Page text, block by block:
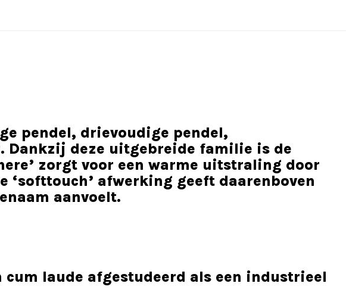
pendel, drievoudige pendel,
Dankzij deze uitgebreide familie is de
zorgt voor een warme uitstraling door
afwerking geeft daarenboven
aanvoelt.
cum laude afgestudeerd als een industrieel